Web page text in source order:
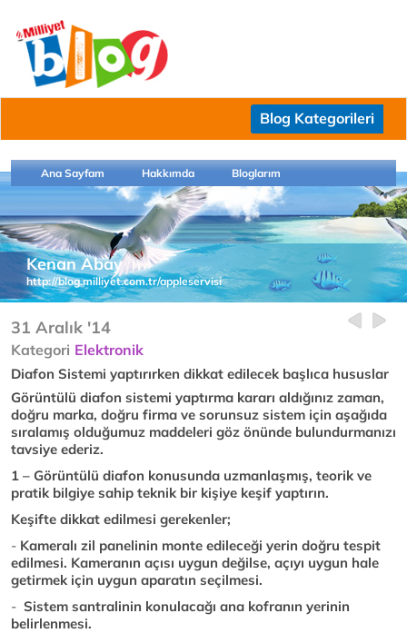
Blog Kategorileri
Ana Sayfam Hakkımda Bloglarım
Kenan Abay
http://blog.milliyet.com.tr/appleservisi
31 Aralık '14
Kategori Elektronik
Diafon Sistemi yaptırırken dikkat edilecek başlıca hususlar
Görüntülü diafon sistemi yaptırma kararı aldığınız zaman,
doğru marka, doğru firma ve sorunsuz sistem için aşağıda
sıralamış olduğumuz maddeleri göz önünde bulundurmanızı
tavsiye ederiz.
1 – Görüntülü diafon konusunda uzmanlaşmış, teorik ve
pratik bilgiye sahip teknik bir kişiye keşif yaptırın.
Keşifte dikkat edilmesi gerekenler;
- Kameralı zil panelinin monte edileceği yerin doğru tespit
edilmesi. Kameranın açısı uygun değilse, açıyı uygun hale
getirmek için uygun aparatın seçilmesi.
- Sistem santralinin konulacağı ana kofranın yerinin
belirlenmesi.